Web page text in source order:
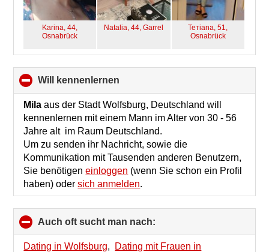
Karina, 44,
Osnabrück
Natalia, 44,Garrel
Тетiana, 51,
Osnabrück
will kennenlernen
to
collapse
contents
Mila aus der Stadt Wolfsburg, Deutschland will
kennenlernen mit einem Mann im Alter von 30 - 56
Jahre alt im Raum Deutschland.
Um zu senden ihr Nachricht, sowie die
Kommunikation mit Tausenden anderen Benutzern,
Sie benötigeneinloggen (wenn Sie schon ein Profil
haben) odersich anmelden.
Auch oft sucht man nach:
to
collapse
Dating in Wolfsburg, Dating mit Frauen in